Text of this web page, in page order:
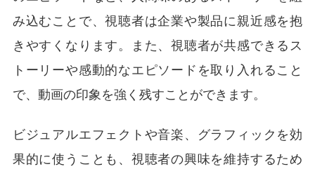
み込むことで、視聴者は企業や製品に親近感を抱
きやすくなります。また、視聴者が共感できるス
トーリーや感動的なエピソードを取り入れること
で、動画の印象を強く残すことができます。
ビジュアルエフェクトや音楽、グラフィックを効
果的に使うことも、視聴者の興味を維持するため